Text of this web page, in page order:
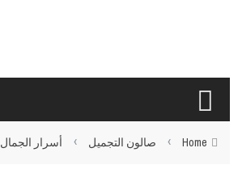
Home
› صالون التجميل › أسرار الجمال